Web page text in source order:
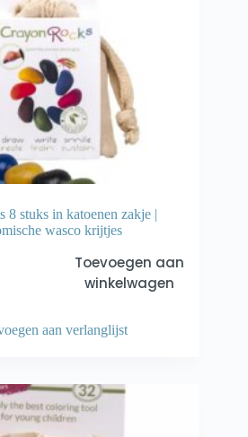
8 stuks in katoenen zakje |
wasco krijtjes
Toevoegen aan
winkelwagen
aan verlanglijst